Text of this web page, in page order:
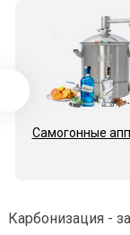
Самогонные
Карбонизация -